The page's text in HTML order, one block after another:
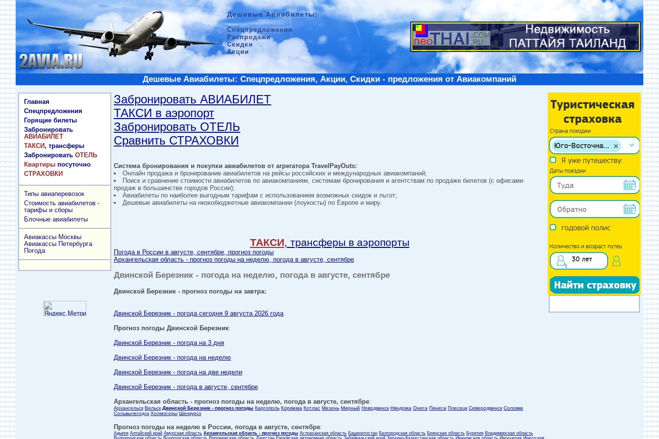
Дешевые Авиабилеты:
Спецпредложения
Распродажи
Скидки
Акции
Дешевые Авиабилеты: Спецпредложения, Акции, Скидки - предложения от Авиакомпаний
Главная
Спецпредложения
Горящие билеты
Забронировать
АВИАБИЛЕТ
ТАКСИ, трансферы
Забронировать ОТЕЛЬ
Квартиры посуточно
СТРАХОВКИ
Типы авиаперевозок
Стоимость авиабилетов -
тарифы и сборы
Блочные авиабилеты
Авиакассы Москвы
Авиакассы Петербурга
Погода
Забронировать АВИАБИЛЕТ
ТАКСИ в аэропорт
Забронировать ОТЕЛЬ
Сравнить СТРАХОВКИ
Система бронирования и покупки авиабилетов от агрегатора TravelPayOuts:
Онлайн продажа и бронирование авиабилетов на рейсы российских и международных авиакомпаний;
Поиск и сравнение стоимости авиабилетов по авиакомпаниям, системам бронирования и агентствам по продаже билетов (с офисами
продаж в большинстве городов России);
Авиабилеты по наиболее выгодным тарифам с использованием возможных скидок и льгот;
Дешевые авиабилеты на низкобюджетные авиакомпании (лоукосты) по Европе и миру.
ТАКСИ, трансферы в аэропорты
Погода в России в августе, сентябре, прогноз погоды
Архангельская область - прогноз погоды на неделю, погода в августе, сентябре
Двинской Березник - погода на неделю, погода в августе, сентябре
Двинской Березник - прогноз погоды на завтра:
Двинской Березник - погода сегодня 9 августа 2026 года
Прогноз погоды Двинской Березник:
Двинской Березник - погода на 3 дня
Двинской Березник - погода на неделю
Двинской Березник - погода на две недели
Двинской Березник - погода в августе, сентябре
Архангельская область - прогноз погоды на неделю, погода в августе, сентябре:
Архангельск Вельск Двинской Березник - прогноз погоды Каргополь Коряжма Котлас Мезень Мирный Новодвинск Няндома Онега Пинега Плесецк Северодвинск Соловки
Сольвычегодск Холмогоры Шенкурск
Прогноз погоды на неделю в России, погода в августе, сентябре:
Адыгея Алтайский край Амурская область Архангельская область - прогноз погоды Астраханская область Башкортостан Белгородская область Брянская область Бурятия Владимирская область
Волгоградская область Вологодская область Воронежская область Дагестан Еврейская автономная область Забайкальский край Западно-Казахстанская область Ивановская область Ингушетия Иркутская